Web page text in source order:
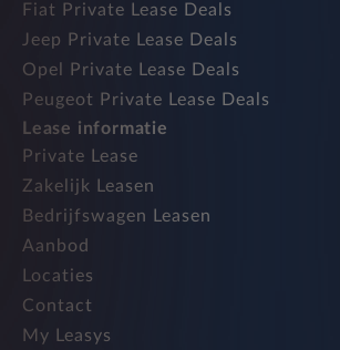
Fiat Private Lease Deals
Jeep Private Lease Deals
Opel Private Lease Deals
Peugeot Private Lease Deals
Lease informatie
Private Lease
Zakelijk Leasen
Bedrijfswagen Leasen
Aanbod
Locaties
Contact
My Leasys